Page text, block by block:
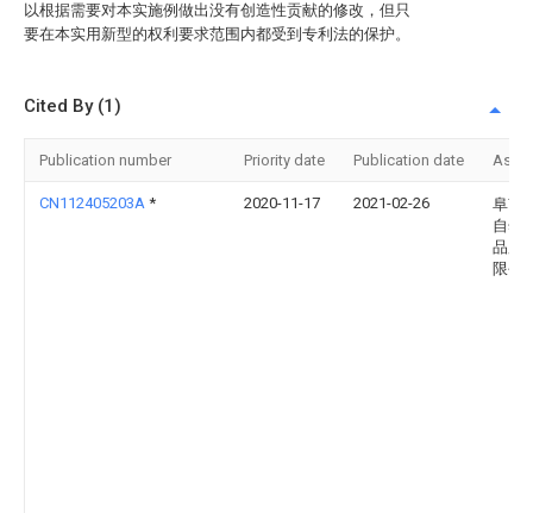
以根据需要对本实施例做出没有创造性贡献的修改，但只
要在本实用新型的权利要求范围内都受到专利法的保护。
Cited By (1)
Publication number Priority date Publication date
CN112405203A * 2020-11-17 2021-02-26
阜南
自然
品股
限公